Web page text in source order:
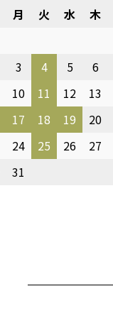
月 火 水 木
3 4 5 6
10 11 12 13
17 18 19 20
24 25 26 27
31